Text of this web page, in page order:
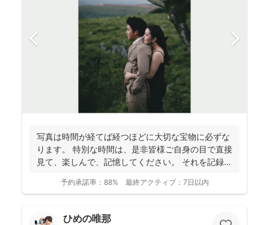
写真は時間が経てば経つほどに大切な宝物に必ずな
ります。 特別な時間は、是非皆様ご自身の目で直接
見て、楽しんで、記憶してください。 それを記録す
予約承諾率： 88% 最終アクティブ： 7日以内
ひめの唯那